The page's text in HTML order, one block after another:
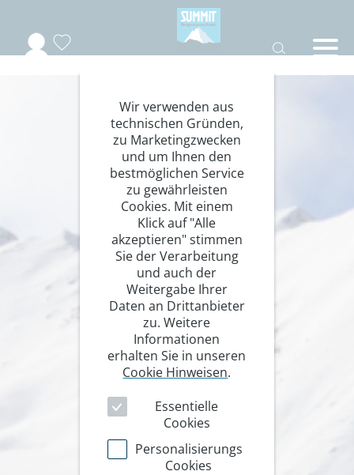
Wir verwenden aus
technischen Gründen,
zu Marketingzwecken
und um Ihnen den
bestmöglichen Service
zu gewährleisten
Cookies. Mit einem
Klick auf "Alle
akzeptieren" stimmen
Sie der Verarbeitung
und auch der
Weitergabe Ihrer
Daten an Drittanbieter
zu. Weitere
Informationen
erhalten Sie in unseren
Cookie Hinweisen.
Essentielle
Cookies
Personalisierungs
Cookies